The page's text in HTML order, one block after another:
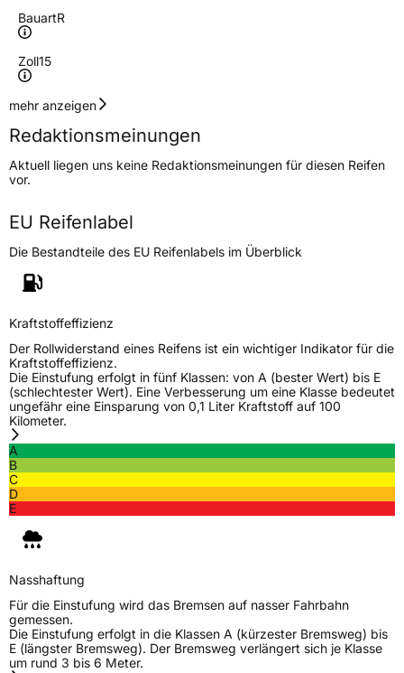
BauartR
Zoll15
Geschwindigkeitsindex
Lastindex 88
Gewicht (in kg)7,750 kg
Generelle Merkmale
Fahrzeugtyp
VerwendungSommerreifen
ModellnameTouring
FahrzeugartPKW & SUV
Weitere Eigenschaften
SchlauchtypTL
ZustandNeureifen
Nasshaftung B
mehr anzeigen
Redaktionsmeinungen
Aktuell liegen uns keine Redaktionsmeinungen für diesen Reifen
vor.
EU Reifenlabel
Die Bestandteile des EU Reifenlabels im Überblick
Kraftstoffeffizienz
Der Rollwiderstand eines Reifens ist ein wichtiger Indikator für die
Kraftstoffeffizienz.
Die Einstufung erfolgt in fünf Klassen: von A (bester Wert) bis E
(schlechtester Wert). Eine Verbesserung um eine Klasse bedeutet
ungefähr eine Einsparung von 0,1 Liter Kraftstoff auf 100
Kilometer.
A
B
C
D
E
Nasshaftung
Für die Einstufung wird das Bremsen auf nasser Fahrbahn
gemessen.
Die Einstufung erfolgt in die Klassen A (kürzester Bremsweg) bis
E (längster Bremsweg). Der Bremsweg verlängert sich je Klasse
um rund 3 bis 6 Meter.